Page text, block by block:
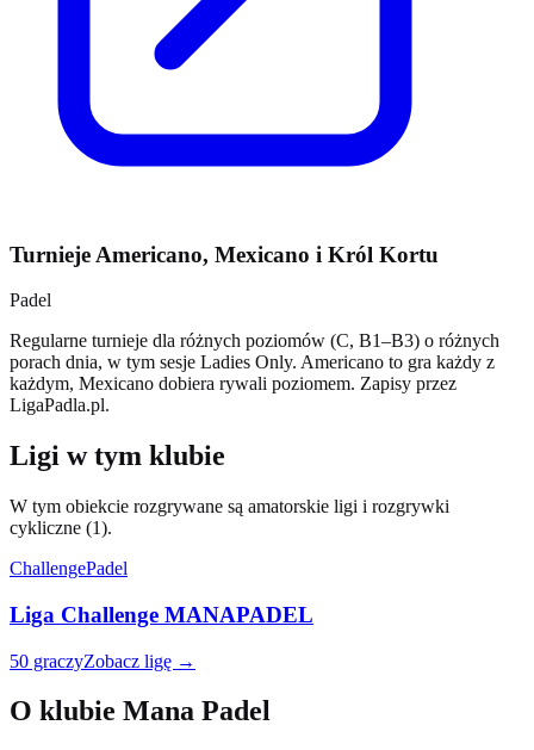
Turnieje Americano, Mexicano i Król Kortu
Padel
Regularne turnieje dla różnych poziomów (C, B1–B3) o różnych
porach dnia, w tym sesje Ladies Only. Americano to gra każdy z
każdym, Mexicano dobiera rywali poziomem. Zapisy przez
LigaPadla.pl.
Ligi w tym klubie
W tym obiekcie rozgrywane są amatorskie ligi i rozgrywki
cykliczne (1).
ChallengePadel
Liga Challenge MANAPADEL
50 graczyZobacz ligę →
O klubie Mana Padel